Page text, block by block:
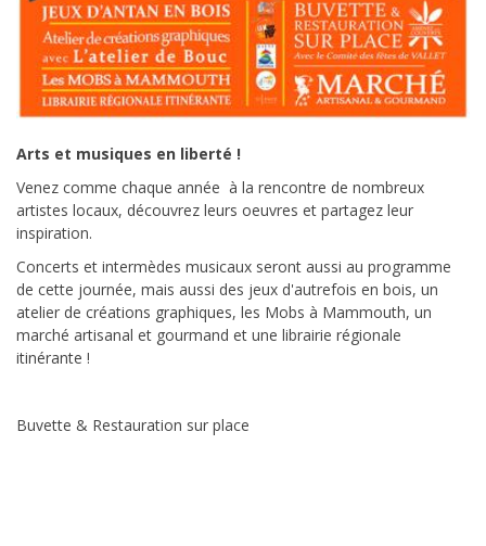
Arts et musiques en liberté !
Venez comme chaque année à la rencontre de nombreux
artistes locaux, découvrez leurs oeuvres et partagez leur
inspiration.
Concerts et intermèdes musicaux seront aussi au programme
de cette journée, mais aussi des jeux d'autrefois en bois, un
atelier de créations graphiques, les Mobs à Mammouth, un
marché artisanal et gourmand et une librairie régionale
itinérante !
Buvette & Restauration sur place